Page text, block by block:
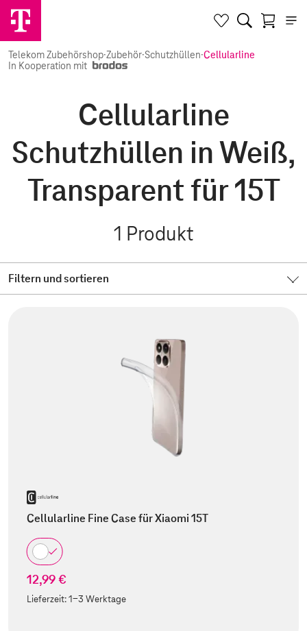
Telekom Zubehörshop·Zubehör·Schutzhüllen·Cellularline
In Kooperation mit
Cellularline
Schutzhüllen in Weiß,
Transparent für 15T
1 Produkt
Filtern und sortieren
Cellularline Fine Case für Xiaomi 15T
12,99 €
Lieferzeit:1-3 Werktage